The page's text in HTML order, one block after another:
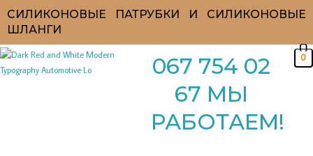
СИЛИКОНОВЫЕ ПАТРУБКИ И СИЛИКОНОВЫЕ
ШЛАНГИ
067 754 02
67 МЫ
РАБОТАЕМ!
0